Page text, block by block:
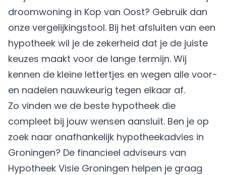
droomwoning in Kop van Oost? Gebruik dan
onze vergelijkingstool. Bij het afsluiten van een
hypotheek wil je de zekerheid dat je de juiste
keuzes maakt voor de lange termijn. Wij
kennen de kleine lettertjes en wegen alle voor-
en nadelen nauwkeurig tegen elkaar af.
Zo vinden we de beste hypotheek die
compleet bij jouw wensen aansluit. Ben je op
zoek naar onafhankelijk hypotheekadvies in
Groningen? De financieel adviseurs van
Hypotheek Visie Groningen helpen je graag